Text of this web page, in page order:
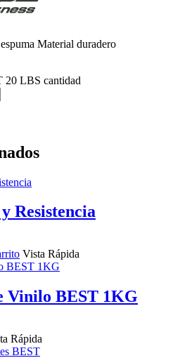
Material duradero
20 LBS cantidad
Resistencia
Vista Rápida
Vinilo BEST 1KG
Rápida